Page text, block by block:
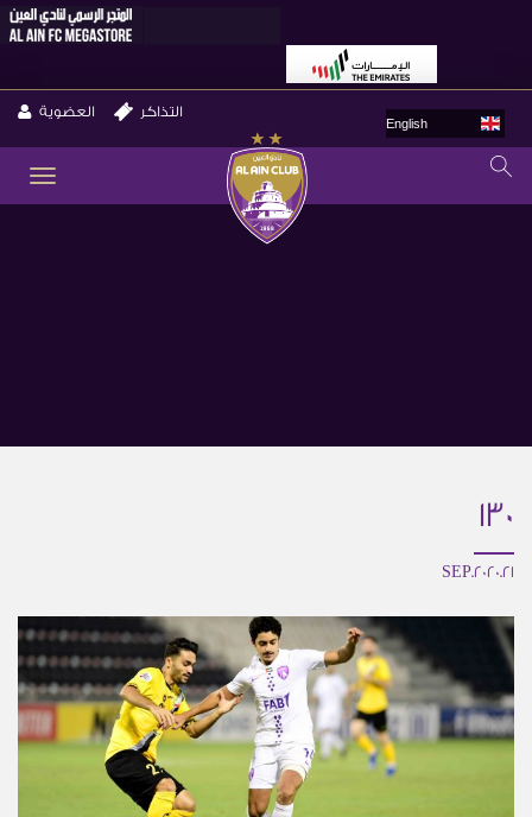
English
التذاكر العضوية
130
21.SEP.2020